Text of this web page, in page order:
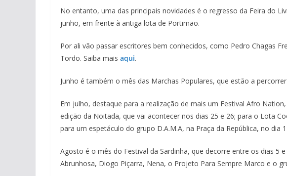
No entanto, uma das principais novidades é o regresso da Feira do
junho, em frente à antiga lota de Portimão.
Por ali vão passar escritores bem conhecidos, como Pedro Chagas
Tordo. Saiba mais aqui.
Junho é também o mês das Marchas Populares, que estão a
Em julho, destaque para a realização de mais um Festival Afro
edição da Noitada, que vai acontecer nos dias 25 e 26; para o Lota
para um espetáculo do grupo D.A.M.A, na Praça da República, no dia
Agosto é o mês do Festival da Sardinha, que decorre entre os dias 5
Abrunhosa, Diogo Piçarra, Nena, o Projeto Para Sempre Marco e o